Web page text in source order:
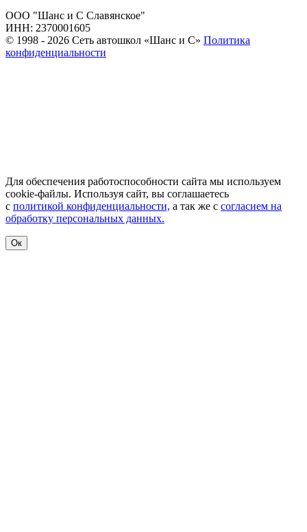
ООО "Шанс и С Славянское"
ИНН: 2370001605
© 1998 - 2026 Сеть автошкол «Шанс и С» Политика
конфиденциальности
Для обеспечения работоспособности сайта мы используем
cookie-файлы. Используя сайт, вы соглашаетесь
с политикой конфиденциальности, а так же с согласием на
обработку персональных данных.
Ок